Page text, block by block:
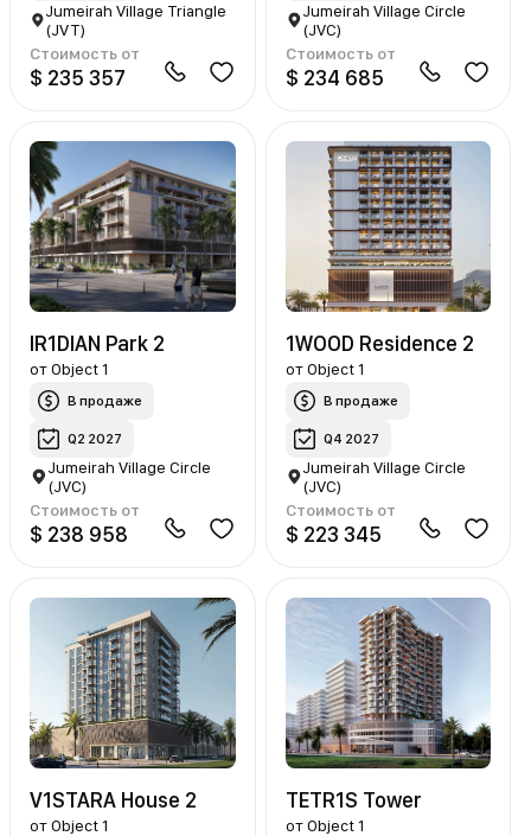
Jumeirah Village Triangle
(JVT)
Стоимость от
$ 235 357
Jumeirah Village Circle
(JVC)
Стоимость от
$ 234 685
IR1DIAN Park 2
отObject 1
В продаже
Q2 2027
Jumeirah Village Circle
(JVC)
Стоимость от
$ 238 958
1WOOD Residence 2
от Object 1
В продаже
Q4 2027
Jumeirah Village Circle
(JVC)
Стоимость от
$ 223 345
V1STARA House 2
отObject 1
TETR1S Tower
от Object 1